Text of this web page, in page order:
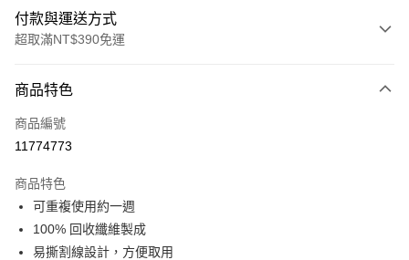
付款與運送方式
超取滿NT$390免運
POYA支付
信用卡一次付款
LINE Pay
Apple Pay
商品特色
商品編號
11774773
商品特色
可重複使用約一週
100% 回收纖維製成
易撕割線設計，方便取用